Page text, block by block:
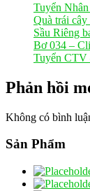
Tuyển
Quà trái
Sầu Riêng
Bơ 034 –
Tuyển CTV
Phản hồi
Không có bình
Sản Phẩm